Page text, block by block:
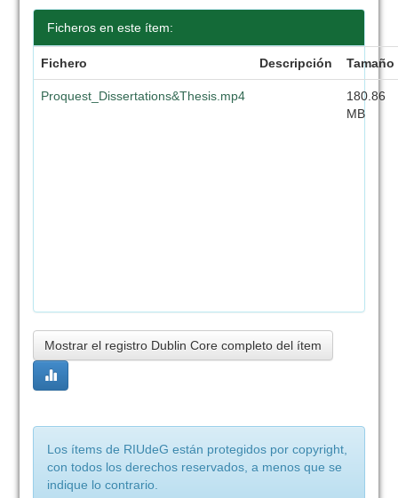
Ficheros en este ítem:
Fichero Descripción Tamaño
Proquest_Dissertations&Thesis.mp4
180.86
MB
Mostrar el registro Dublin Core completo del ítem
Los ítems de RIUdeG están protegidos por copyright,
con todos los derechos reservados, a menos que se
indique lo contrario.